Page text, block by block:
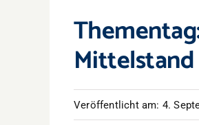
Mittelstand
Veröffentlicht am: 4.